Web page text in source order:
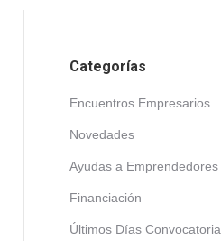
Categorías
Encuentros Empresarios
Novedades
Ayudas a Emprendedores
Financiación
Últimos Días Convocatoria